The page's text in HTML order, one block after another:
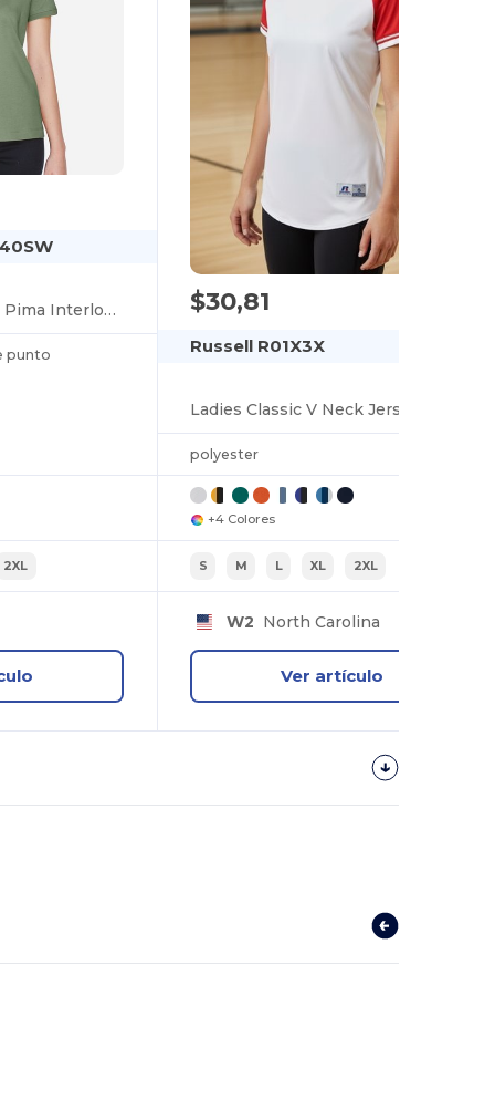
Ladies Solid Perfect Pima Interlock Polo
punto
2XL
$30,81
Russell R01X3X
Ladies Classic V Neck Jersey
polyester
+4 Colores
S M L XL 2XL
W2 North Carolina
Ver artículo